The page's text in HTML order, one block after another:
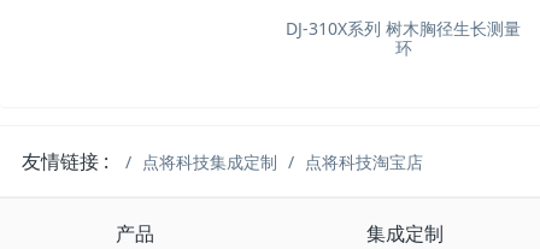
DJ-310X系列 树木胸径生长测量
环
友情链接 : 点将科技集成定制 点将科技淘宝店
产品 集成定制